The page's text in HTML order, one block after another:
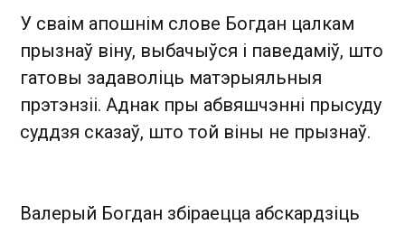
У сваім апошнім слове Богдан цалкам
прызнаў віну, выбачыўся і паведаміў, што
гатовы задаволіць матэрыяльныя
прэтэнзіі. Аднак пры абвяшчэнні прысуду
суддзя сказаў, што той віны не прызнаў.
Валерый Богдан збіраецца абскардзіць